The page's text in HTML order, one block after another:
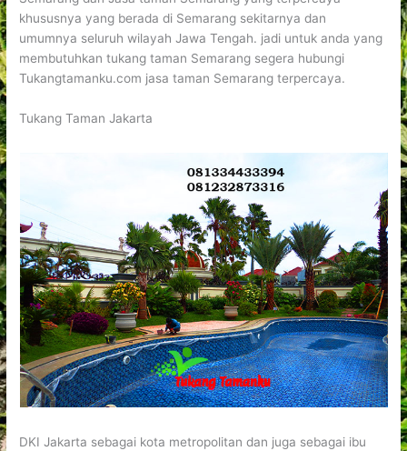
khususnya yang berada di Semarang sekitarnya dan
umumnya seluruh wilayah Jawa Tengah. jadi untuk anda yang
membutuhkan tukang taman Semarang segera hubungi
Tukangtamanku.com jasa taman Semarang terpercaya.
Tukang Taman Jakarta
DKI Jakarta sebagai kota metropolitan dan juga sebagai ibu